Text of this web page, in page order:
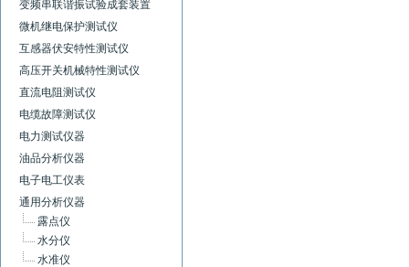
变频串联谐振试验成套装置
微机继电保护测试仪
互感器伏安特性测试仪
高压开关机械特性测试仪
直流电阻测试仪
电缆故障测试仪
电力测试仪器
油品分析仪器
电子电工仪表
通用分析仪器
露点仪
水分仪
水准仪